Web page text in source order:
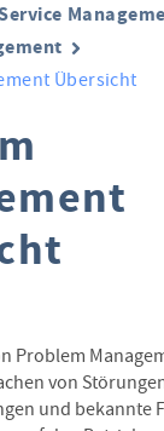
Übersicht
Problem
von
und bekannte